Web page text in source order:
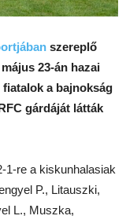
szereplő
23-án hazai
a bajnokság
gárdáját látták
1-re a kiskunhalasiak
P., Litauszki,
L., Muszka,